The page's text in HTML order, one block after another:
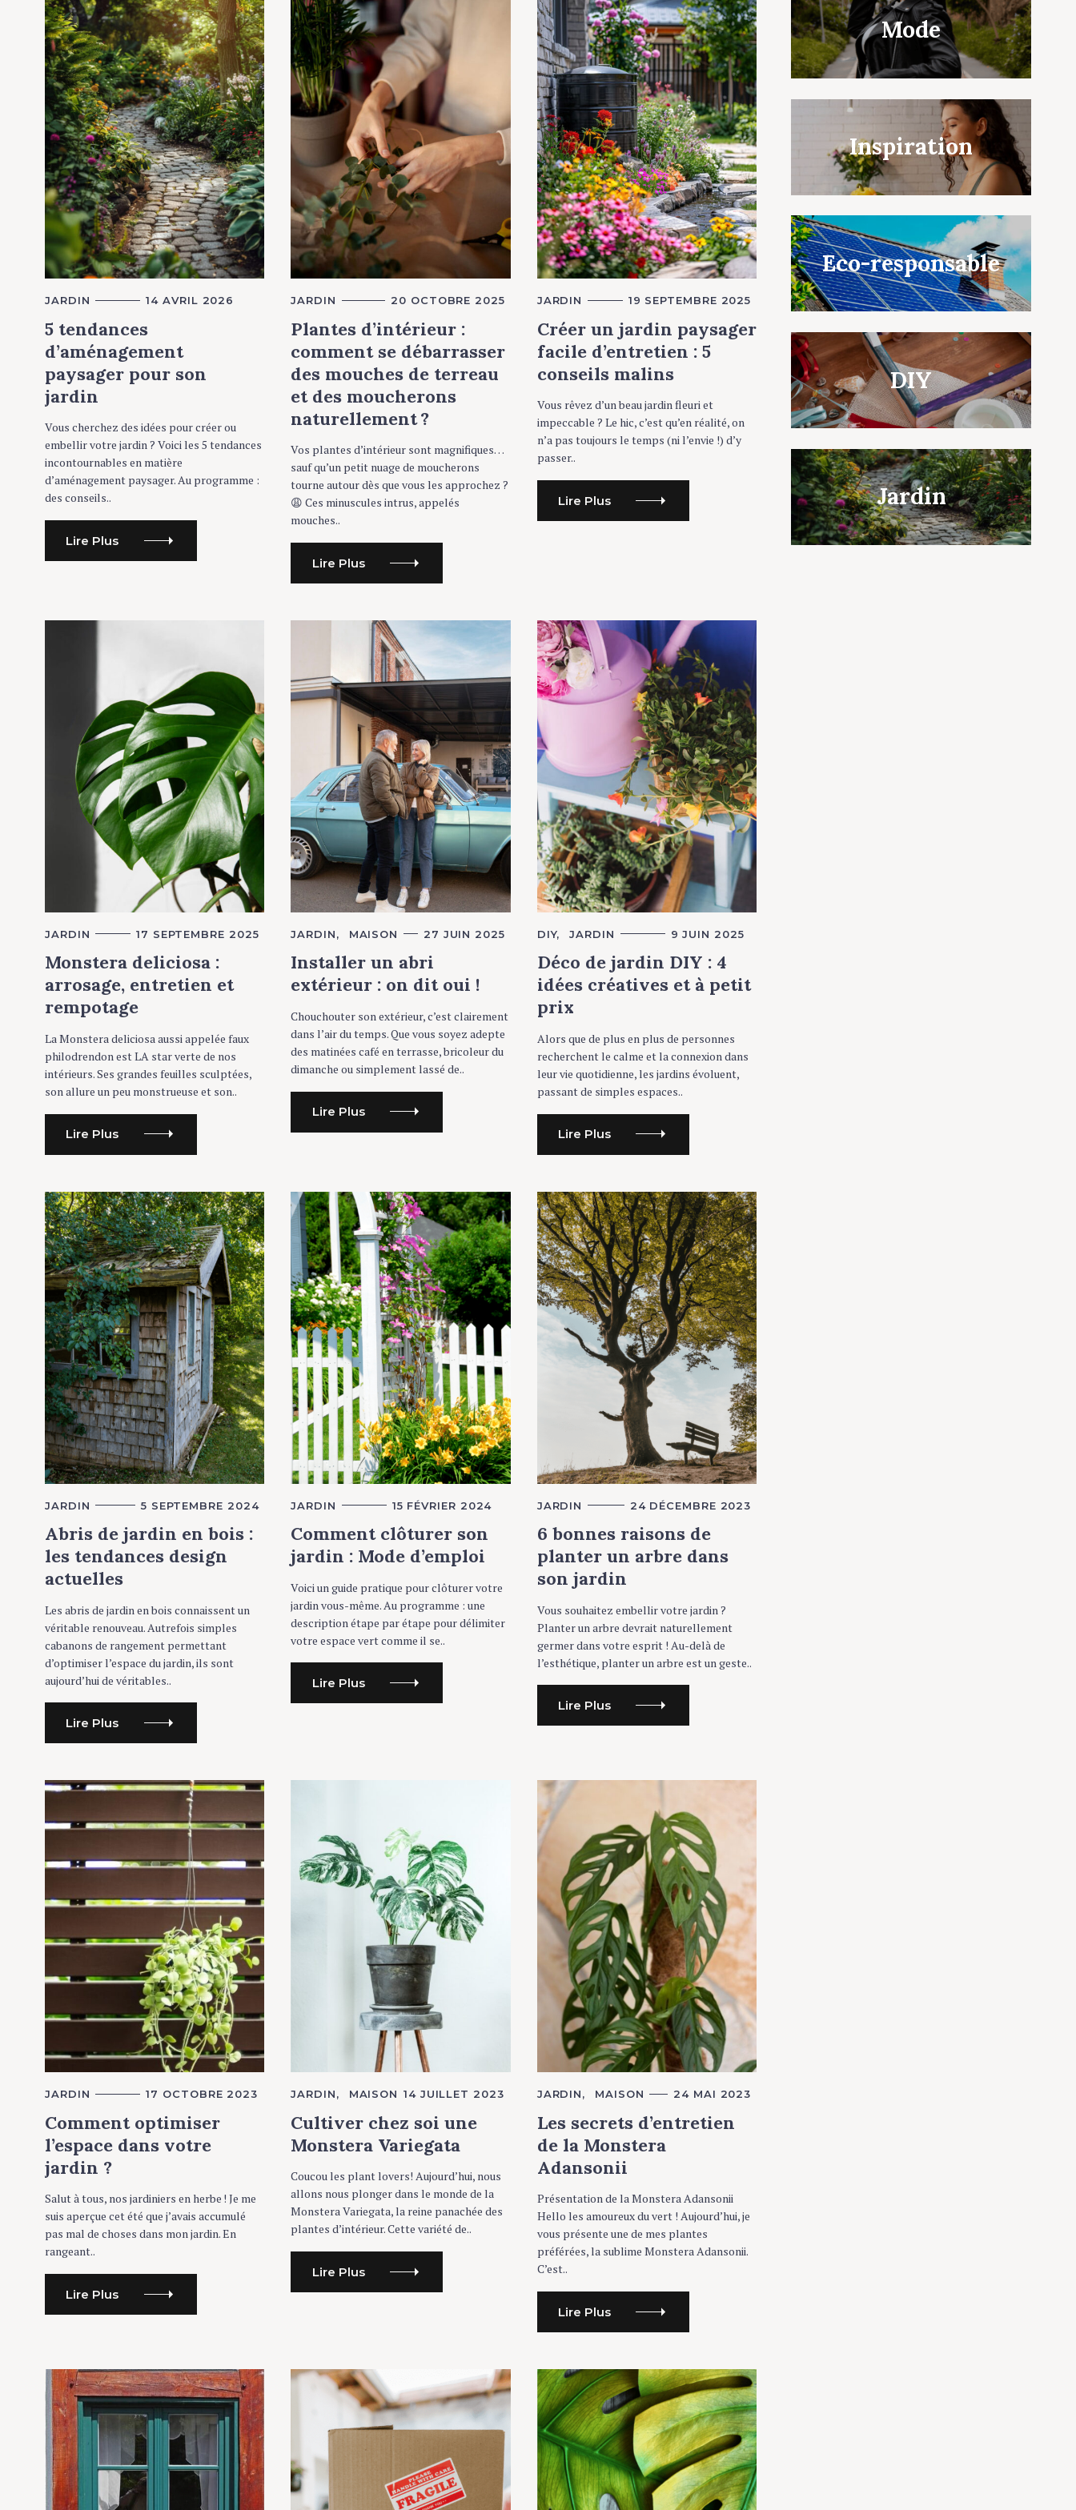
C
T
E
G
O
E
S
JARDIN 14 AVRIL 2026
5 tendances
d’aménagement
paysager pour son
jardin
Vous cherchez des idées pour créer ou
embellir votre jardin ? Voici les 5 tendances
incontournables en matière
d’aménagement paysager. Au programme :
des conseils..
Lire Plus
C
T
E
O
R
I
S
JARDIN 20 OCTOBRE 2025
Plantes d’intérieur :
comment se débarrasser
des mouches de terreau
et des moucherons
naturellement ?
Vos plantes d’intérieur sont magnifiques…
sauf qu’un petit nuage de moucherons
tourne autour dès que vous les approchez ?
😩 Ces minuscules intrus, appelés
mouches..
Lire Plus
C
T
E
G
O
I
S
JARDIN 19 SEPTEMBRE 2025
Créer un jardin paysager
facile d’entretien : 5
conseils malins
Vous rêvez d’un beau jardin fleuri et
impeccable ? Le hic, c’est qu’en réalité, on
n’a pas toujours le temps (ni l’envie !) d’y
passer..
Lire Plus
C
T
E
O
I
S
JARDIN 17 SEPTEMBRE 2025
Monstera deliciosa :
arrosage, entretien et
rempotage
La Monstera deliciosa aussi appelée faux
philodrendon est LA star verte de nos
intérieurs. Ses grandes feuilles sculptées,
son allure un peu monstrueuse et son..
Lire Plus
C
T
E
O
I
E
S
JARDIN MAISON 27 JUIN 2025
Installer un abri
extérieur : on dit oui !
Chouchouter son extérieur, c’est clairement
dans l’air du temps. Que vous soyez adepte
des matinées café en terrasse, bricoleur du
dimanche ou simplement lassé de..
Lire Plus
C
T
E
G
O
S
DIY JARDIN 9 JUIN 2025
Déco de jardin DIY : 4
idées créatives et à petit
prix
Alors que de plus en plus de personnes
recherchent le calme et la connexion dans
leur vie quotidienne, les jardins évoluent,
passant de simples espaces..
Lire Plus
C
T
E
G
O
I
S
JARDIN 5 SEPTEMBRE 2024
Abris de jardin en bois :
les tendances design
actuelles
Les abris de jardin en bois connaissent un
véritable renouveau. Autrefois simples
cabanons de rangement permettant
d’optimiser l’espace du jardin, ils sont
aujourd’hui de véritables..
Lire Plus
C
T
E
G
O
I
E
S
JARDIN 15 FÉVRIER 2024
Comment clôturer son
jardin : Mode d’emploi
Voici un guide pratique pour clôturer votre
jardin vous-même. Au programme : une
description étape par étape pour délimiter
votre espace vert comme il se..
Lire Plus
C
T
E
O
I
S
JARDIN 24 DÉCEMBRE 2023
6 bonnes raisons de
planter un arbre dans
son jardin
Vous souhaitez embellir votre jardin ?
Planter un arbre devrait naturellement
germer dans votre esprit ! Au-delà de
l’esthétique, planter un arbre est un geste..
Lire Plus
C
T
E
G
O
R
I
S
JARDIN 17 OCTOBRE 2023
Comment optimiser
l’espace dans votre
jardin ?
Salut à tous, nos jardiniers en herbe ! Je me
suis aperçue cet été que j’avais accumulé
pas mal de choses dans mon jardin. En
rangeant..
Lire Plus
C
T
E
G
O
I
E
S
JARDIN MAISON 14 JUILLET 2023
Cultiver chez soi une
Monstera Variegata
Coucou les plant lovers! Aujourd’hui, nous
allons nous plonger dans le monde de la
Monstera Variegata, la reine panachée des
plantes d’intérieur. Cette variété de..
Lire Plus
C
T
E
G
O
R
I
S
JARDIN MAISON 24 MAI 2023
Les secrets d’entretien
de la Monstera
Adansonii
Présentation de la Monstera Adansonii
Hello les amoureux du vert ! Aujourd’hui, je
vous présente une de mes plantes
préférées, la sublime Monstera Adansonii.
C’est..
Lire Plus
Mode
Inspiration
Eco-responsable
DIY
Jardin
S
e
a
r
c
h
f
:
Press Esc to cancel.